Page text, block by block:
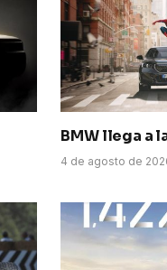
BMW llega a
4 de agosto de